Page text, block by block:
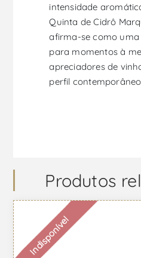
intensidade
Quinta de Cidrô
afirma-se como uma
para momentos à
apreciadores de
perfil
Produtos
Indisponível